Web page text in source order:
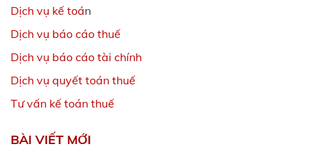
Dịch vụ kế toán
Dịch vụ báo cáo thuế
Dịch vụ báo cáo tài chính
Dịch vụ quyết toán thuế
Tư vấn kế toán thuế
BÀI VIẾT MỚI